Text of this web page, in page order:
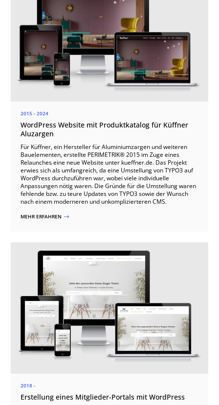
2015 - 2024
WordPress Website mit Produktkatalog für Küffner
Aluzargen
Für Küffner, ein Hersteller für Aluminiumzargen und weiteren
Bauelementen, erstellte PERIMETRIK® 2015 im Zuge eines
Relaunches eine neue Website unter kueffner.de. Das Projekt
erwies sich als umfangreich, da eine Umstellung von TYPO3 auf
WordPress durchzuführen war, wobei viele individuelle
Anpassungen nötig waren. Die Gründe für die Umstellung waren
fehlende bzw. zu teure Updates von TYPO3 sowie der Wunsch
nach einem moderneren und unkomplizierteren CMS.
MEHR ERFAHREN $
2018 -
Erstellung eines Mitglieder-Portals mit WordPress